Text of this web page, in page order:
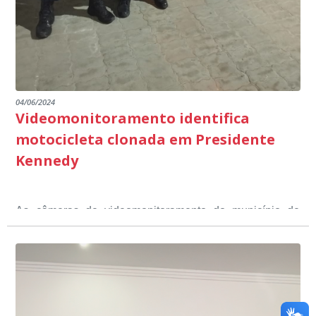
escuta pública.
04/06/2024
Videomonitoramento identifica
motocicleta clonada em Presidente
Kennedy
As câmeras de videomonitoramento do município de
Presidente Kennedy identificaram neste fim de semana,
01 de junho, uma motocicleta com indícios de
adulteração, imediatamente, a central de
videomonitoramento acionou a Guarda Civil Municipal,
Durante a abordagem a adulteração foi comprovada,
através da conferência do Chassi, a motocicleta, bem
como o condutor e o carona, foram encaminhados a